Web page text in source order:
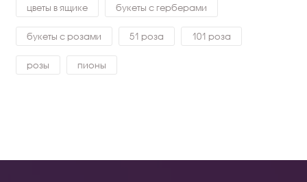
цветы в ящике букеты с герберами
букеты с розами 51 роза 101 роза
розы пионы